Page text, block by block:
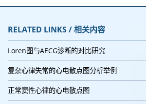
RELATED LINKS / 相关内容
Loren图与AECG诊断的对比研究
复杂心律失常的心电散点图分析举例
正常窦性心律的心电散点图